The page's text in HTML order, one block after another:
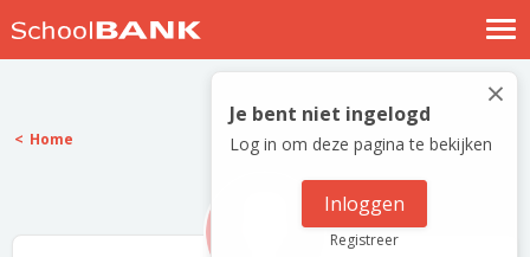
Nostalgische verhalen
Log in
Meld je gratis aan
×
Je bent niet ingelogd
Log in om deze pagina te bekijken
Inloggen
Registreer
Home